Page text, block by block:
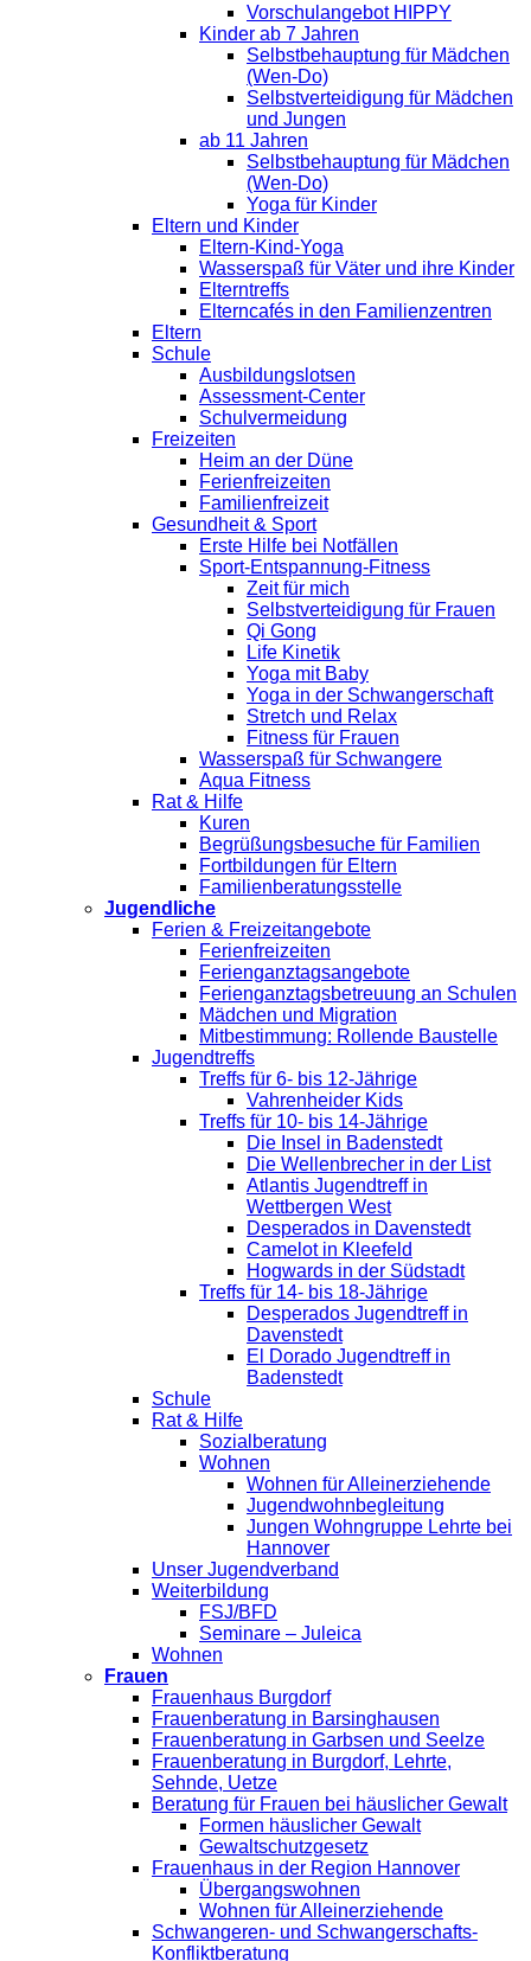
Vorschulangebot HIPPY
Kinder ab 7 Jahren
Selbstbehauptung für Mädchen
(Wen-Do)
Selbstverteidigung für Mädchen
und Jungen
ab 11 Jahren
Selbstbehauptung für Mädchen
(Wen-Do)
Yoga für Kinder
Eltern und Kinder
Eltern-Kind-Yoga
Wasserspaß für Väter und ihre Kinder
Elterntreffs
Elterncafés in den Familienzentren
Eltern
Schule
Ausbildungslotsen
Assessment-Center
Schulvermeidung
Freizeiten
Heim an der Düne
Ferienfreizeiten
Familienfreizeit
Gesundheit & Sport
Erste Hilfe bei Notfällen
Sport-Entspannung-Fitness
Zeit für mich
Selbstverteidigung für Frauen
Qi Gong
Life Kinetik
Yoga mit Baby
Yoga in der Schwangerschaft
Stretch und Relax
Fitness für Frauen
Wasserspaß für Schwangere
Aqua Fitness
Rat & Hilfe
Kuren
Begrüßungsbesuche für Familien
Fortbildungen für Eltern
Familienberatungsstelle
Jugendliche
Ferien & Freizeitangebote
Ferienfreizeiten
Ferienganztagsangebote
Ferienganztagsbetreuung an Schulen
Mädchen und Migration
Mitbestimmung: Rollende Baustelle
Jugendtreffs
Treffs für 6- bis 12-Jährige
Vahrenheider Kids
Treffs für 10- bis 14-Jährige
Die Insel in Badenstedt
Die Wellenbrecher in der List
Atlantis Jugendtreff in
Wettbergen West
Desperados in Davenstedt
Camelot in Kleefeld
Hogwards in der Südstadt
Treffs für 14- bis 18-Jährige
Desperados Jugendtreff in
Davenstedt
El Dorado Jugendtreff in
Badenstedt
Schule
Rat & Hilfe
Sozialberatung
Wohnen
Wohnen für Alleinerziehende
Jugendwohnbegleitung
Jungen Wohngruppe Lehrte bei
Hannover
Unser Jugendverband
Weiterbildung
FSJ/BFD
Seminare – Juleica
Wohnen
Frauen
Frauenhaus Burgdorf
Frauenberatung in Barsinghausen
Frauenberatung in Garbsen und Seelze
Frauenberatung in Burgdorf, Lehrte,
Sehnde, Uetze
Beratung für Frauen bei häuslicher Gewalt
Formen häuslicher Gewalt
Gewaltschutzgesetz
Frauenhaus in der Region Hannover
Übergangswohnen
Wohnen für Alleinerziehende
Schwangeren- und Schwangerschafts-
Konfliktberatung